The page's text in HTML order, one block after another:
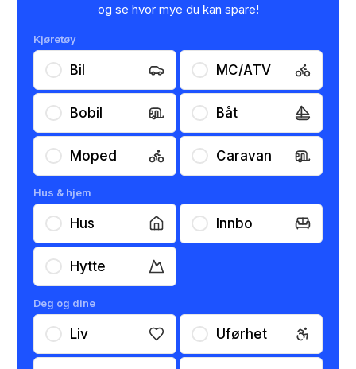
og se hvor mye du kan spare!
Kjøretøy
Bil MC/ATV
Bobil Båt
Moped Caravan
Hus & hjem
Hus Innbo
Hytte
Deg og dine
Liv Uførhet